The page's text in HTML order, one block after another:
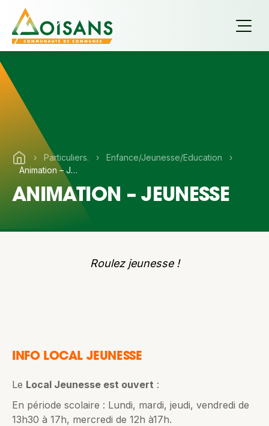
› Particuliers. › Enfance/Jeunesse/Education
›
Animation – Jeunesse
ANIMATION – JEUNESSE
Roulez jeunesse !
INFO LOCAL JEUNESSE
Le Local Jeunesse est ouvert :
En période scolaire : Lundi, mardi, jeudi, vendredi de
13h30 à 17h, mercredi de 12h à17h.